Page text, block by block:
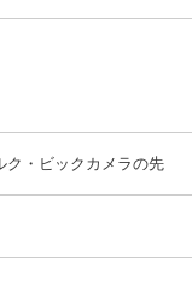
・ビックカメラの先